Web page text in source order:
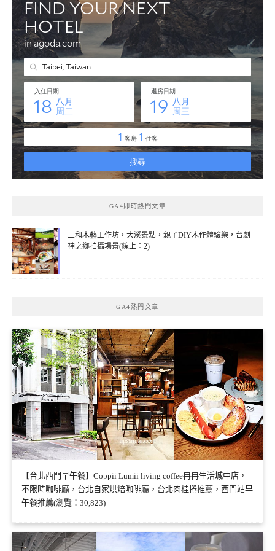
GA4即時熱門文章
三和木藝工作坊，大溪景點，親子DIY木作體驗樂，台劇
神之鄉拍攝場景(線上：2)
GA4熱門文章
【台北西門早午餐】Coppii Lumii living coffee冉冉生活城中店，
不限時咖啡廳，台北自家烘焙咖啡廳，台北肉桂捲推薦，西門站早
午餐推薦(瀏覽：30,823)